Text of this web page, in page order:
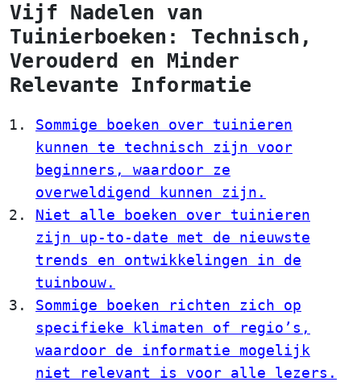
Vijf Nadelen van
Tuinierboeken: Technisch,
Verouderd en Minder
Relevante Informatie
Sommige boeken over tuinieren
kunnen te technisch zijn voor
beginners, waardoor ze
overweldigend kunnen zijn.
Niet alle boeken over tuinieren
zijn up-to-date met de nieuwste
trends en ontwikkelingen in de
tuinbouw.
Sommige boeken richten zich op
specifieke klimaten of regio’s,
waardoor de informatie mogelijk
niet relevant is voor alle lezers.